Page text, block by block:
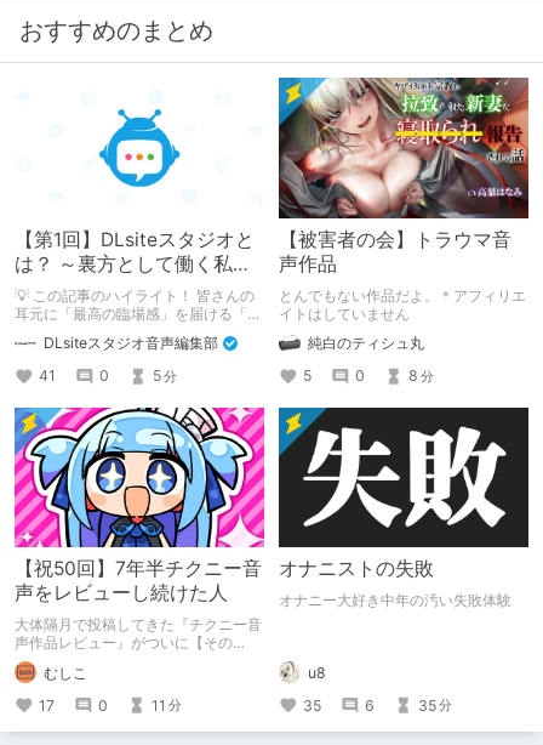
おすすめのまとめ
【第1回】DLsiteスタジオと
は？ ～裏方として働く私た
ちの紹介
💡 この記事のハイライト！ 皆さんの
耳元に「最高の臨場感」を届ける「サ
舞台裏を大公開！ スマートな専門
職……と思いきや、実態は「音の変態
（褒め言葉）」が集まるチーム！？
成人男性スタッフがダミヘに抱きつ
き、スタジオにアダルトグッズが転が
る超大真面目な理由とは？ クオリテ
ィ向上のための、ちょっとシュールな
（？）試行錯誤をたっぷりご紹介しま
す！
DLsiteスタジオ音声編集部
41
0 5分
【被害者の会】トラウマ音
声作品
とんでもない作品だよ。＊アフィリエ
イトはしていません
純白のティシュ丸
5
0 8 分
【祝50回】7年半チクニー音
声をレビューし続けた人
大体隔月で投稿してきた『チクニー音
声作品レビュー』がついに【その
50】を迎えました！ 約7年半チクニー
し続け、おシコり報告をしてきただけ
ですけど記念は記念。 皆様への感謝
を伝えたり、これまでの投稿を振り返
ります。
むしこ
17
0 11 分
オナニストの失敗
オナニー大好き中年の汚い失敗体験
u8
35
6 35分